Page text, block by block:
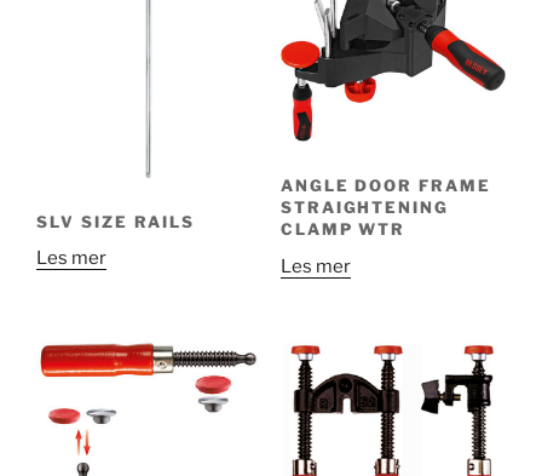
SLV SIZE RAILS
Les mer
ANGLE DOOR FRAME
STRAIGHTENING
CLAMP WTR
Les mer